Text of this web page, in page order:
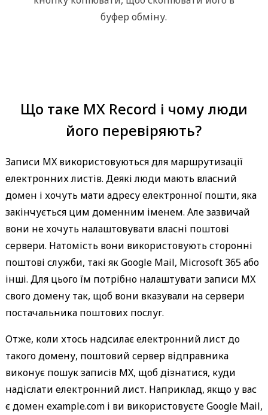
буфер обміну.
Що таке MX Record і чому люди
його перевіряють?
Записи MX використовуються для маршрутизації
електронних листів. Деякі люди мають власний
домен і хочуть мати адресу електронної пошти, яка
закінчується цим доменним іменем. Але зазвичай
вони не хочуть налаштовувати власні поштові
сервери. Натомість вони використовують сторонні
поштові служби, такі як Google Mail, Microsoft 365 або
інші. Для цього їм потрібно налаштувати записи MX
свого домену так, щоб вони вказували на сервери
постачальника поштових послуг.
Отже, коли хтось надсилає електронний лист до
такого домену, поштовий сервер відправника
виконує пошук записів MX, щоб дізнатися, куди
надіслати електронний лист. Наприклад, якщо у вас
є домен example.com і ви використовуєте Google Mail,